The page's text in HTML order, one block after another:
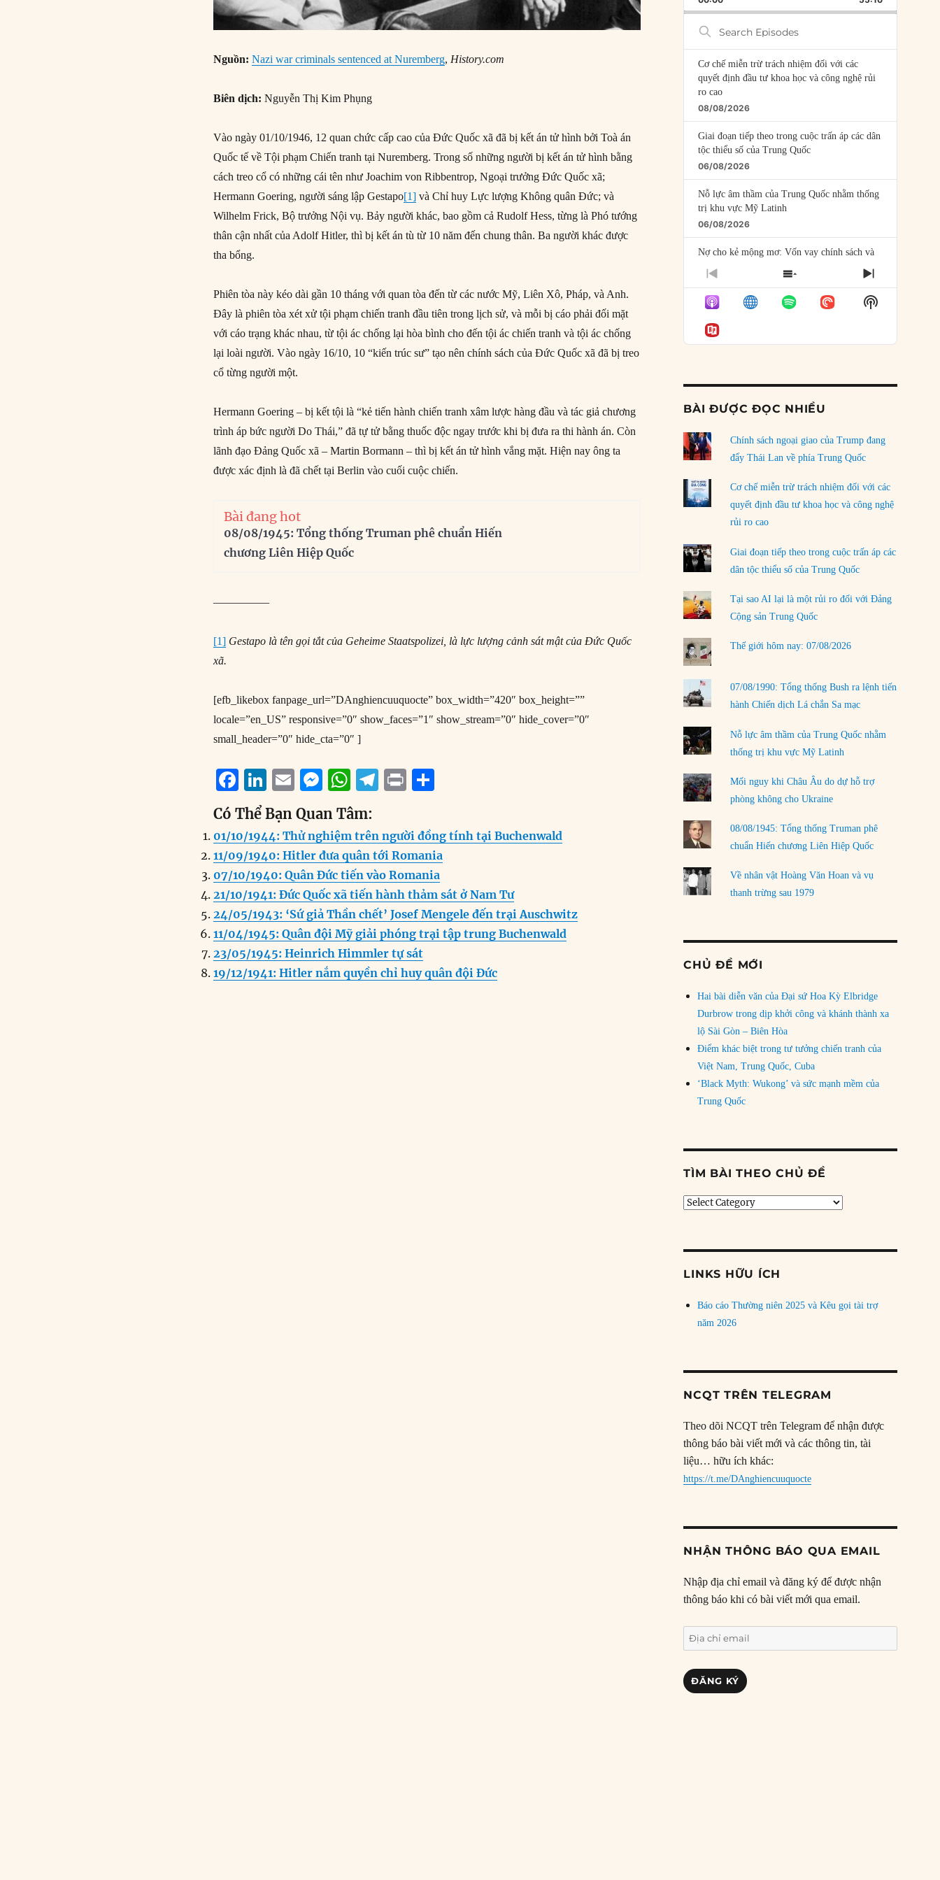
Nguồn: Nazi war criminals sentenced at Nuremberg, History.com
Biên dịch: Nguyễn Thị Kim Phụng
Vào ngày 01/10/1946, 12 quan chức cấp cao của Đức Quốc xã đã bị kết án tử hình bởi Toà án
Quốc tế về Tội phạm Chiến tranh tại Nuremberg. Trong số những người bị kết án tử hình bằng
cách treo cổ có những cái tên như Joachim von Ribbentrop, Ngoại trưởng Đức Quốc xã;
Hermann Goering, người sáng lập Gestapo[1] và Chỉ huy Lực lượng Không quân Đức; và
Wilhelm Frick, Bộ trưởng Nội vụ. Bảy người khác, bao gồm cả Rudolf Hess, từng là Phó tướng
thân cận nhất của Adolf Hitler, thì bị kết án tù từ 10 năm đến chung thân. Ba người khác được
tha bổng.
Phiên tòa này kéo dài gần 10 tháng với quan tòa đến từ các nước Mỹ, Liên Xô, Pháp, và Anh.
Đây là phiên tòa xét xử tội phạm chiến tranh đầu tiên trong lịch sử, và mỗi bị cáo phải đối mặt
với cáo trạng khác nhau, từ tội ác chống lại hòa bình cho đến tội ác chiến tranh và tội ác chống
lại loài người. Vào ngày 16/10, 10 “kiến trúc sư” tạo nên chính sách của Đức Quốc xã đã bị treo
cổ từng người một.
Hermann Goering – bị kết tội là “kẻ tiến hành chiến tranh xâm lược hàng đầu và tác giả chương
trình áp bức người Do Thái,” đã tự tử bằng thuốc độc ngay trước khi bị đưa ra thi hành án. Còn
lãnh đạo Đảng Quốc xã – Martin Bormann – thì bị kết án tử hình vắng mặt. Hiện nay ông ta
được xác định là đã chết tại Berlin vào cuối cuộc chiến.
Bài đang hot
08/08/1945: Tổng thống Truman phê chuẩn Hiến
chương Liên Hiệp Quốc
—————
[1] Gestapo là tên gọi tắt của Geheime Staatspolizei, là lực lượng cảnh sát mật của Đức Quốc
xã.
[efb_likebox fanpage_url=”DAnghiencuuquocte” box_width=”420″ box_height=””
locale=”en_US” responsive=”0″ show_faces=”1″ show_stream=”0″ hide_cover=”0″
small_header=”0″ hide_cta=”0″ ]
F
a
c
e
b
o
o
k
Li
n
k
e
d
I
n
E
m
ai
l
M
ss
e
n
g
er
W
h
at
s
A
p
p
T
g
r
a
m
P
n
t
re
Có Thể Bạn Quan Tâm:
01/10/1944: Thử nghiệm trên người đồng tính tại Buchenwald
11/09/1940: Hitler đưa quân tới Romania
07/10/1940: Quân Đức tiến vào Romania
21/10/1941: Đức Quốc xã tiến hành thảm sát ở Nam Tư
24/05/1943: ‘Sứ giả Thần chết’ Josef Mengele đến trại Auschwitz
11/04/1945: Quân đội Mỹ giải phóng trại tập trung Buchenwald
23/05/1945: Heinrich Himmler tự sát
19/12/1941: Hitler nắm quyền chỉ huy quân đội Đức
Search
Episodes
Cơ chế miễn trừ trách nhiệm đối với các
quyết định đầu tư khoa học và công nghệ rủi
ro cao
08/08/2026
Giai đoạn tiếp theo trong cuộc trấn áp các dân
tộc thiểu số của Trung Quốc
06/08/2026
Nỗ lực âm thầm của Trung Quốc nhằm thống
trị khu vực Mỹ Latinh
06/08/2026
Nợ cho kẻ mộng mơ: Vốn vay chính sách và
giới hạn của việc cho startup vay vốn
Mỹ Latinh đang trở thành “phòng thí nghiệm”
của phe cánh hữu mới
04/08/2026
Ngoại trưởng Nhật Bản?
Dương
03/08/2026
Đặt cược vào thất bại: Các quỹ đầu tư mạo
hiểm quốc gia và khía cạnh chính trị của vốn
02/08/2026
Làm thế nào để kết thúc Chiến tranh Iran?
01/08/2026
Chiến lược kế tiếp của Bắc Kinh ở Biển Đông
31/07/2026
LOAD MORE
PREVIOUS
EPISODE
SHOW
EPISODES
LIST
NEXT
EPISODE
Show
Podcast
BÀI ĐƯỢC ĐỌC NHIỀU
Chính sách ngoại giao của Trump đang
đẩy Thái Lan về phía Trung Quốc
Cơ chế miễn trừ trách nhiệm đối với các
quyết định đầu tư khoa học và công nghệ
rủi ro cao
Giai đoạn tiếp theo trong cuộc trấn áp các
dân tộc thiểu số của Trung Quốc
Tại sao AI lại là một rủi ro đối với Đảng
Cộng sản Trung Quốc
Thế giới hôm nay: 07/08/2026
07/08/1990: Tổng thống Bush ra lệnh tiến
hành Chiến dịch Lá chắn Sa mạc
Nỗ lực âm thầm của Trung Quốc nhằm
thống trị khu vực Mỹ Latinh
Mối nguy khi Châu Âu do dự hỗ trợ
phòng không cho Ukraine
08/08/1945: Tổng thống Truman phê
chuẩn Hiến chương Liên Hiệp Quốc
Về nhân vật Hoàng Văn Hoan và vụ
thanh trừng sau 1979
CHỦ ĐỀ MỚI
Hai bài diễn văn của Đại sứ Hoa Kỳ Elbridge
Durbrow trong dịp khởi công và khánh thành xa
lộ Sài Gòn – Biên Hòa
Điểm khác biệt trong tư tưởng chiến tranh của
Việt Nam, Trung Quốc, Cuba
‘Black Myth: Wukong’ và sức mạnh mềm của
Trung Quốc
TÌM BÀI THEO CHỦ ĐỀ
Tìm
LINKS HỮU ÍCH
Báo cáo Thường niên 2025 và Kêu gọi tài trợ
năm 2026
NCQT TRÊN TELEGRAM
Theo dõi NCQT trên Telegram để nhận được
thông báo bài viết mới và các thông tin, tài
liệu… hữu ích khác:
https://t.me/DAnghiencuuquocte
NHẬN THÔNG BÁO QUA EMAIL
Nhập địa chỉ email và đăng ký để được nhận
thông báo khi có bài viết mới qua email.
Địa
chỉ
email
ĐĂNG KÝ